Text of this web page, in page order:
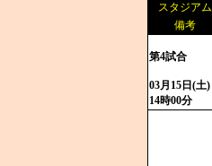
スタジアム
備考
第4試合
03月15日(土)
14時00分